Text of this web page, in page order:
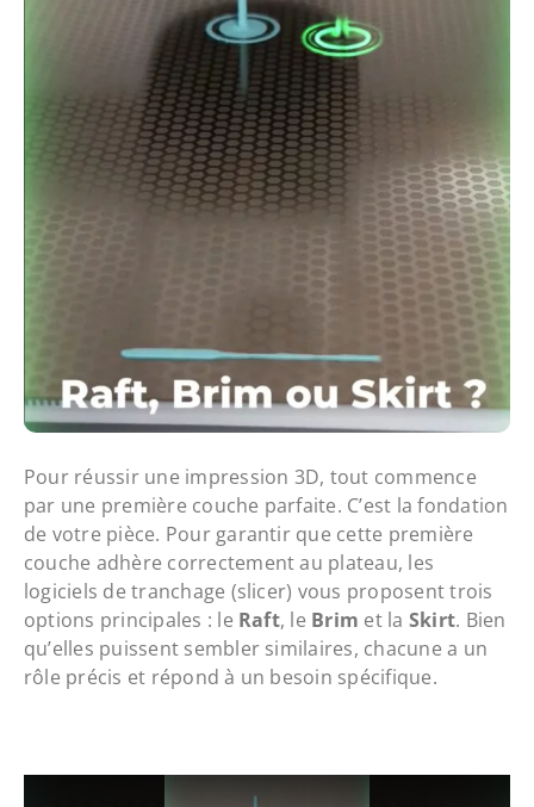
Pour réussir une impression 3D, tout commence
par une première couche parfaite. C’est la fondation
de votre pièce. Pour garantir que cette première
couche adhère correctement au plateau, les
logiciels de tranchage (slicer) vous proposent trois
options principales : le Raft, le Brim et la Skirt. Bien
qu’elles puissent sembler similaires, chacune a un
rôle précis et répond à un besoin spécifique.